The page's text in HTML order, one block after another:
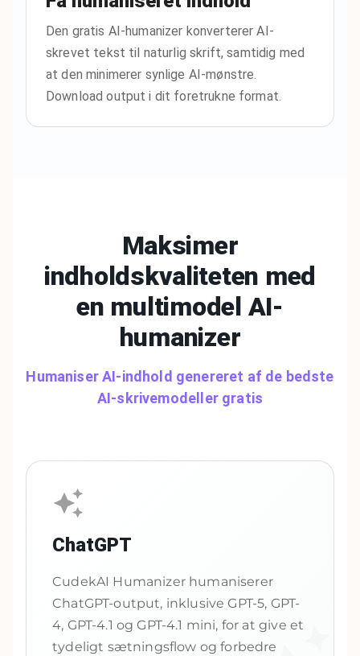
Den gratis AI-humanizer konverterer AI-
skrevet tekst til naturlig skrift, samtidig med
at den minimerer synlige AI-mønstre.
Download output i dit foretrukne format.
Maksimer
indholdskvaliteten med
en multimodel AI-
humanizer
Humaniser AI-indhold genereret af de bedste
AI-skrivemodeller gratis
ChatGPT
CudekAI Humanizer humaniserer
ChatGPT-output, inklusive GPT-5, GPT-
4, GPT-4.1 og GPT-4.1 mini, for at give et
tydeligt sætningsflow og forbedre